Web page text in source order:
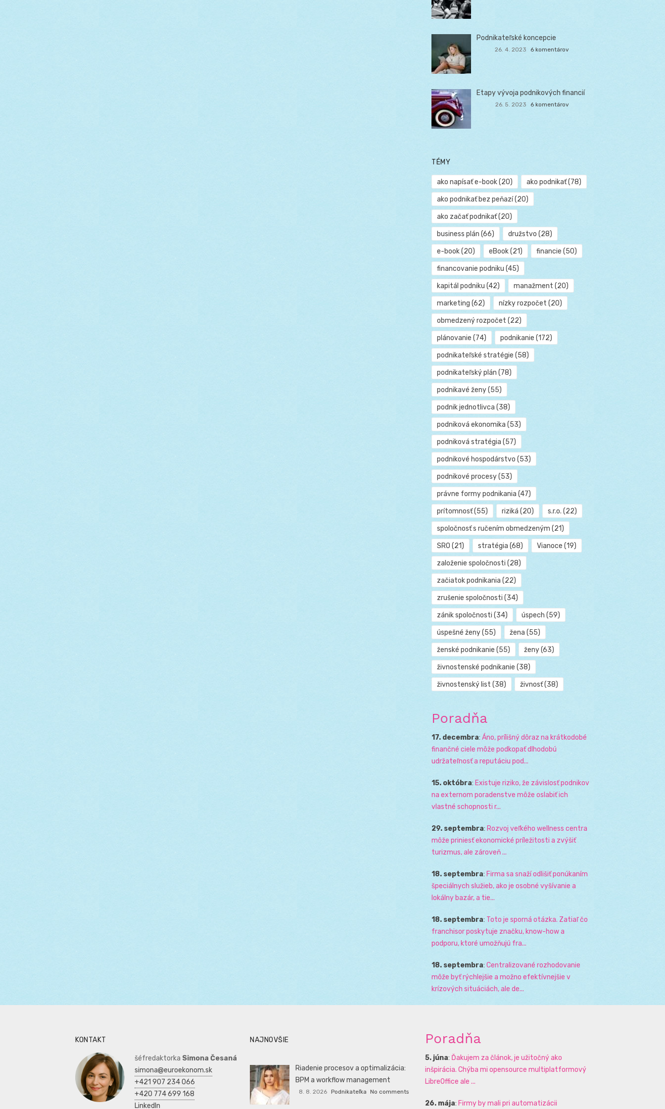
Podnikateľské koncepcie
26. 4. 2023 6 komentárov
Etapy vývoja podnikových financií
26. 5. 2023 6 komentárov
TÉMY
ako napísať e-book(20) ako podnikať(78)
ako podnikať bez peňazí(20)
ako začať podnikať(20)
business plán (66) družstvo (28)
e-book(20) eBook(21) financie (50)
financovanie podniku (45)
kapitál podniku (42) manažment (20)
marketing (62) nízky rozpočet (20)
obmedzený rozpočet (22)
plánovanie (74) podnikanie (172)
podnikateľské stratégie (58)
podnikateľský plán (78)
podnikavé ženy(55)
podnik jednotlivca (38)
podniková ekonomika (53)
podniková stratégia (57)
podnikové hospodárstvo (53)
podnikové procesy(53)
právne formy podnikania (47)
prítomnosť(55) riziká (20) s.r.o. (22)
spoločnosť s ručením obmedzeným (21)
SRO (21) stratégia (68) Vianoce (19)
založenie spoločnosti (28)
začiatok podnikania (22)
zrušenie spoločnosti (34)
zánik spoločnosti (34) úspech (59)
úspešné ženy(55) žena (55)
ženské podnikanie (55) ženy(63)
živnostenské podnikanie (38)
živnostenský list (38) živnosť(38)
Poradňa
17. decembra: Áno, prílišný dôraz na krátkodobé
finančné ciele môže podkopať dlhodobú
udržateľnosť a reputáciu pod...
15. októbra: Existuje riziko, že závislosť podnikov
na externom poradenstve môže oslabiť ich
vlastné schopnosti r...
29. septembra: Rozvoj veľkého wellness centra
môže priniesť ekonomické príležitosti a zvýšiť
turizmus, ale zároveň ...
18. septembra: Firma sa snaží odlišiť ponúkaním
špeciálnych služieb, ako je osobné vyšívanie a
lokálny bazár, a tie...
18. septembra: Toto je sporná otázka. Zatiaľ čo
franchisor poskytuje značku, know-how a
podporu, ktoré umožňujú fra...
18. septembra: Centralizované rozhodovanie
môže byť rýchlejšie a možno efektívnejšie v
krízových situáciách, ale de...
KONTAKT
šéfredaktorka Simona Česaná
simona@euroekonom.sk
+421 907 234 066
+420 774 699 168
LinkedIn
NAJNOVŠIE
Riadenie procesov a optimalizácia:
BPM a workflow management
8. 8. 2026 Podnikateľka No comments
Poradňa
5. júna: Ďakujem za článok, je užitočný ako
inšpirácia. Chýba mi opensource multiplatformový
LibreOffice ale ...
26. mája: Firmy by mali pri automatizácii